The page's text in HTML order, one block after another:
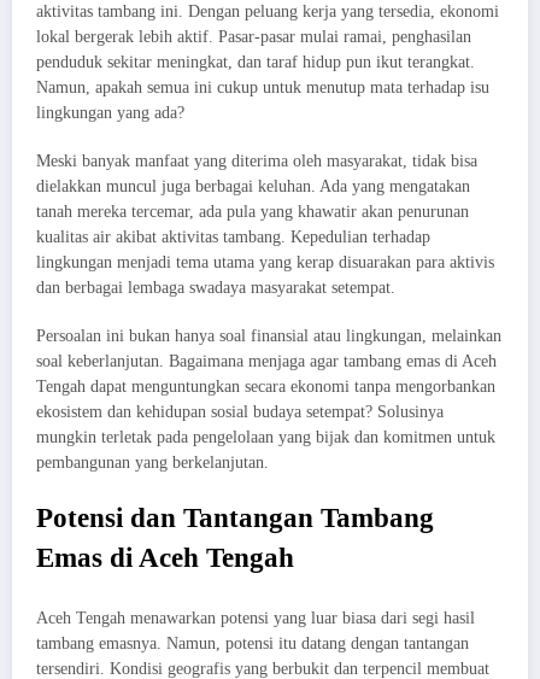
aktivitas tambang ini. Dengan peluang kerja yang tersedia, ekonomi
lokal bergerak lebih aktif. Pasar-pasar mulai ramai, penghasilan
penduduk sekitar meningkat, dan taraf hidup pun ikut terangkat.
Namun, apakah semua ini cukup untuk menutup mata terhadap isu
lingkungan yang ada?
Meski banyak manfaat yang diterima oleh masyarakat, tidak bisa
dielakkan muncul juga berbagai keluhan. Ada yang mengatakan
tanah mereka tercemar, ada pula yang khawatir akan penurunan
kualitas air akibat aktivitas tambang. Kepedulian terhadap
lingkungan menjadi tema utama yang kerap disuarakan para aktivis
dan berbagai lembaga swadaya masyarakat setempat.
Persoalan ini bukan hanya soal finansial atau lingkungan, melainkan
soal keberlanjutan. Bagaimana menjaga agar tambang emas di Aceh
Tengah dapat menguntungkan secara ekonomi tanpa mengorbankan
ekosistem dan kehidupan sosial budaya setempat? Solusinya
mungkin terletak pada pengelolaan yang bijak dan komitmen untuk
pembangunan yang berkelanjutan.
Potensi dan Tantangan Tambang
Emas di Aceh Tengah
Aceh Tengah menawarkan potensi yang luar biasa dari segi hasil
tambang emasnya. Namun, potensi itu datang dengan tantangan
tersendiri. Kondisi geografis yang berbukit dan terpencil membuat